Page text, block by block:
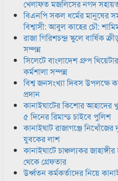
খেলাফত মজলিসের নগদ
বিএনপি সকল ধর্মের মানুষের
বিশ্বাসী: আবুল কাহের চৌ:
রাজা গিরিশচন্দ্র স্কুলে বার্ষিক
সম্পন্ন
সিলেটে বাংলাদেশ গ্রুপ
কর্মশালা সম্পন্ন
বিশ্ব জনসংখ্যা দিবস উপলক্ষে
প্রদান
কানাইঘাটের কিশোর
৫ দিনের রিমান্ড চাইবে পুলিশ
কানাইঘাট রাজাগঞ্জে
যুবকের লাশ
কানাইঘাটে চাঞ্চল্যকর
থেকে গ্রেফতার
উর্ধ্বতন কর্মকর্তাদের নিয়ে